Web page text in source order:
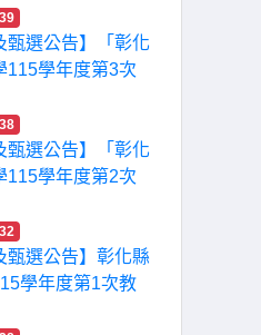
甄選公告】「彰化
115學年度第3次
甄選公告】「彰化
115學年度第2次
甄選公告】彰化縣
學年度第1次教